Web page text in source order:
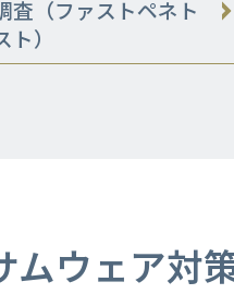
査（ファストペネト
）
ムウェア対